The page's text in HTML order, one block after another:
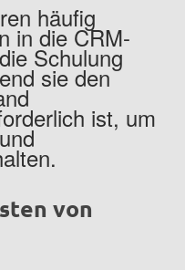
häufig
in die CRM-
Schulung
sie den
ist, um
von